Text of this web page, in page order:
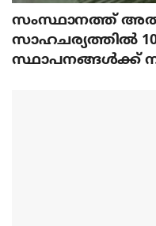
സംസ്ഥാനത്ത്
സാഹചര്യത്തിൽ 10
സ്ഥാപനങ്ങൾക്ക്